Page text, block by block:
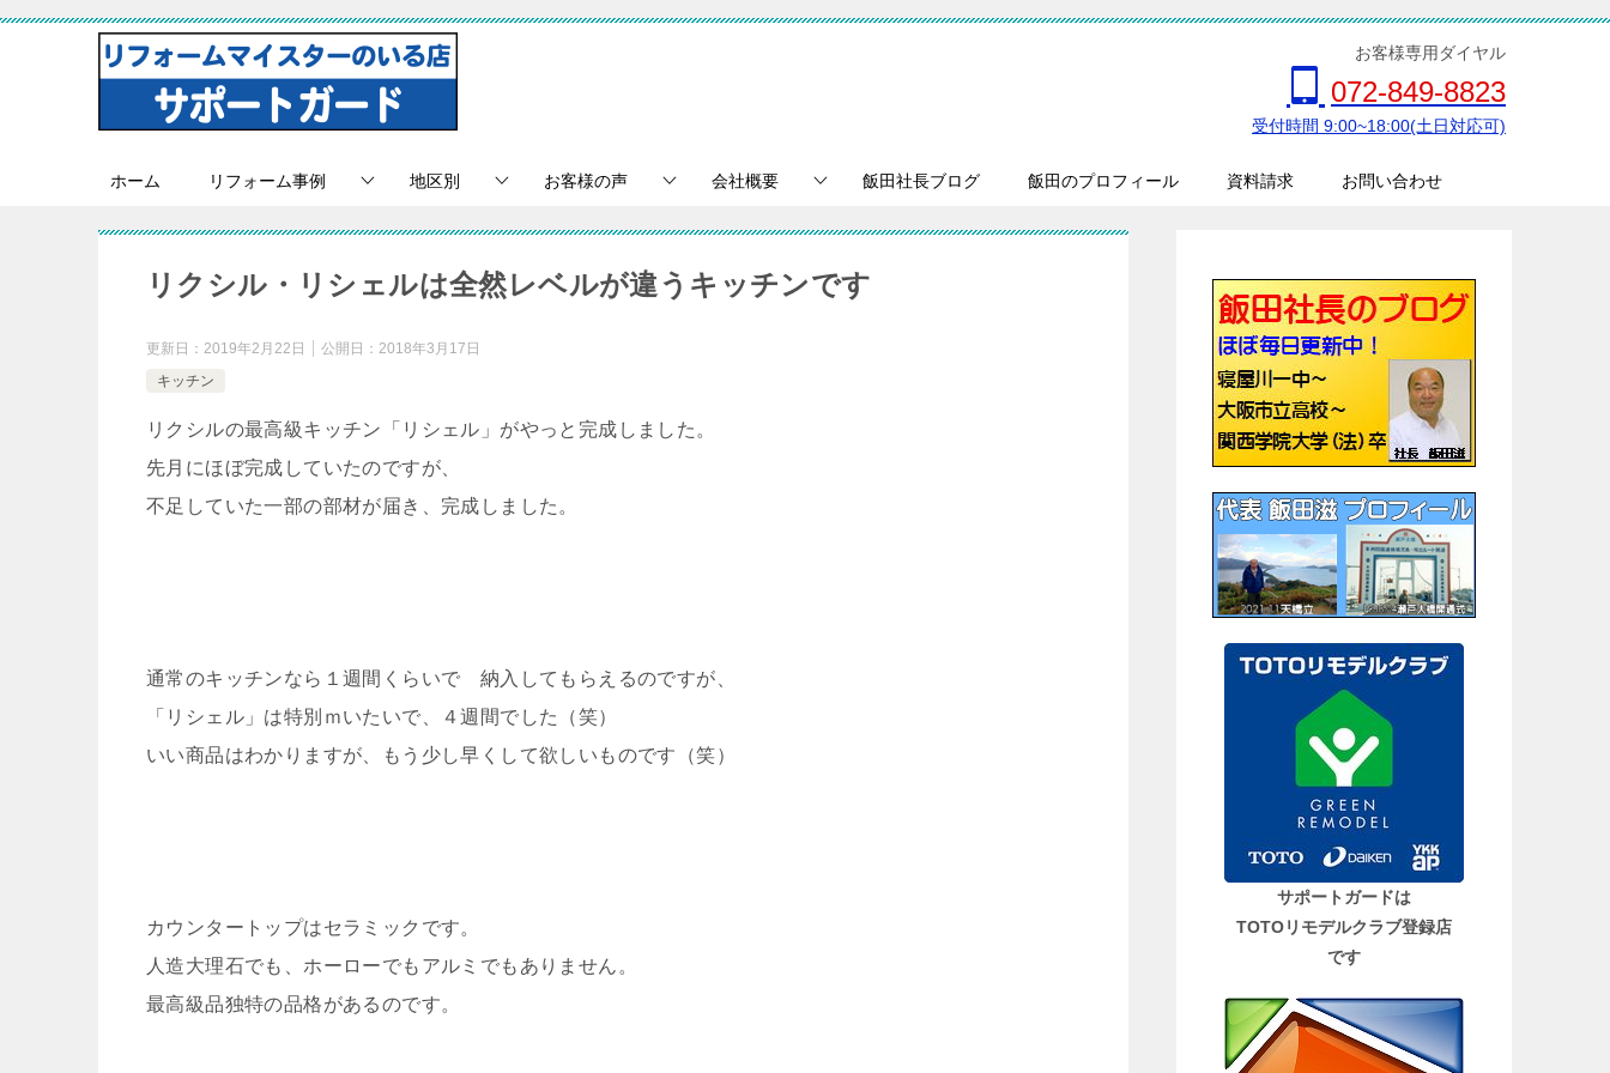
お客様専用ダイヤル
072-849-8823
受付時間 9:00~18:00(土日対応可)
ホーム リフォーム事例 地区別 お客様の声 会社概要 飯田社長ブログ 飯田のプロフィール 資料請求 お問い合わせ
リクシル・リシェルは全然レベルが違うキッチンです
更新日： 2019年2月22日 公開日： 2018年3月17日
キッチン
リクシルの最高級キッチン「リシェル」がやっと完成しました。
先月にほぼ完成していたのですが、
不足していた一部の部材が届き、完成しました。
通常のキッチンなら１週間くらいで 納入してもらえるのですが、
「リシェル」は特別ｍいたいで、４週間でした（笑）
いい商品はわかりますが、もう少し早くして欲しいものです（笑）
カウンタートップはセラミックです。
人造大理石でも、ホーローでもアルミでもありません。
最高級品独特の品格があるのです。
サポートガードは
TOTOリモデルクラブ登録店
です